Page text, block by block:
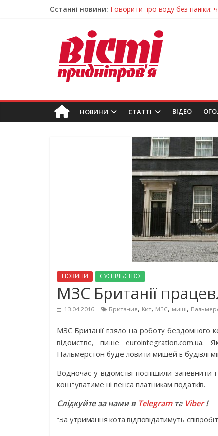
Останні новини: Лікар – на екрані: Як працюють
Пошуки тривають: на
Ветерани Дніпропетровщини
Говорити про воду без паніки:
НОВИНИ СТАТТІ ВIДЕО
НОВИНИ СУСПІЛЬСТВО
МЗС Британії
13.04.2016 Британия, Кит, МЗС, миші,
МЗС Британії взяло на роботу бездомного
відомство, пише eurointegration.com.ua.
Пальмерстон буде ловити мишей в будівлі
Водночас у відомстві поспішили запевнити
коштуватиме ні пенса платникам податків.
Слідкуйте за нами в Telegramта Viber!
“За утримання кота відповідатимуть